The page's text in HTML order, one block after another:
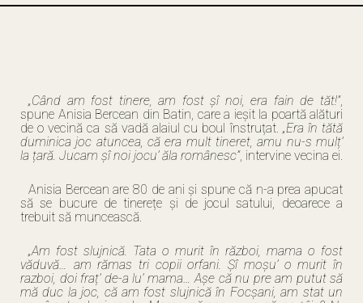
„Când am fost tinere, am fost șî noi, era fain de tăt!”,
spune Anisia Bercean din Batin, care a ieșit la poartă alături
de o vecină ca să vadă alaiul cu boul înstruțat. „Era în tătă
duminica joc atuncea, că era mult tineret, amu nu-s mulț’
la țară. Jucam șî noi jocu’ ăla românesc”, intervine vecina ei.
Anisia Bercean are 80 de ani și spune că n-a prea apucat
să se bucure de tinerețe și de jocul satului, deoarece a
trebuit să muncească.
„Am fost slujnică. Tata o murit în război, mama o fost
văduvă… am rămas tri copii orfani. Șî moșu’ o murit în
razboi, doi fraț’ de-a lu’ mama… Așe că nu pre am putut să
mă duc la joc, că am fost slujnică în Focșani, am stat un